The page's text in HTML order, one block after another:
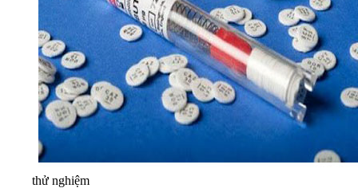
thử nghiệm